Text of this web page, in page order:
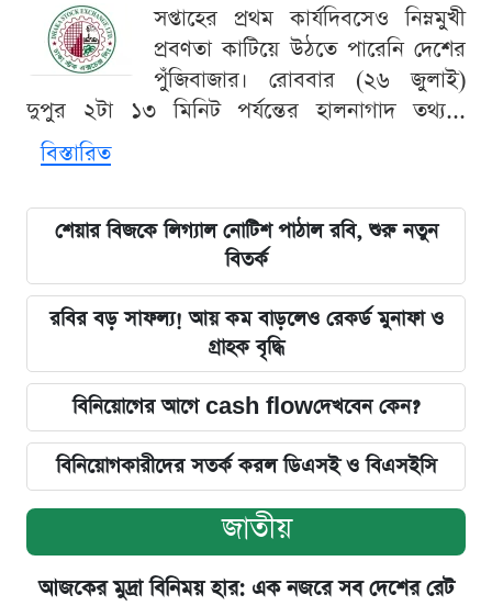
সপ্তাহের প্রথম কার্যদিবসেও নিম্নমুখী
প্রবণতা কাটিয়ে উঠতে পারেনি দেশের
পুঁজিবাজার। রোববার (২৬ জুলাই)
দুপুর ২টা ১৩ মিনিট পর্যন্তের হালনাগাদ তথ্য...
বিস্তারিত
শেয়ার বিজকে লিগ্যাল নোটিশ পাঠাল রবি, শুরু নতুন
বিতর্ক
রবির বড় সাফল্য! আয় কম বাড়লেও রেকর্ড মুনাফা ও
গ্রাহক বৃদ্ধি
বিনিয়োগের আগে cash flowদেখবেন কেন?
বিনিয়োগকারীদের সতর্ক করল ডিএসই ও বিএসইসি
জাতীয়
আজকের মুদ্রা বিনিময় হার: এক নজরে সব দেশের রেট